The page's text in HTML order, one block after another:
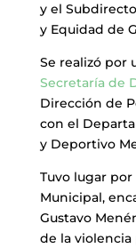
y el
y Equidad de
Se realizó por
Secretaría de
Dirección de
con el
y Deportivo
Tuvo lugar
Municipal,
Gustavo
de la violencia